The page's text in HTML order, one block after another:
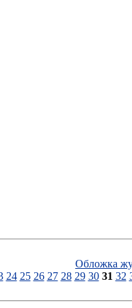
Обложка
24 25 26 27 28 29 30 31 32